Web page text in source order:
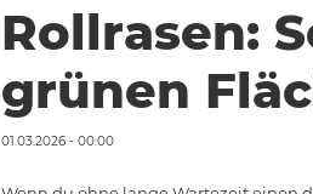
Rollrasen:
grünen
01.03.2026 - 00:00